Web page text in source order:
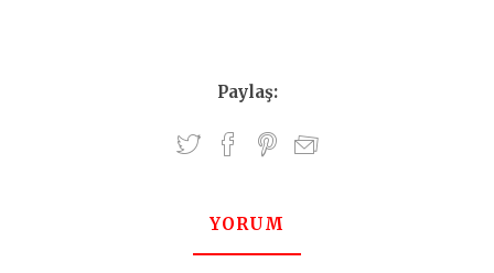
Paylaş:
YORUM